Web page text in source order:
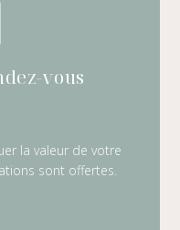
vous
la valeur de votre
sont offertes.